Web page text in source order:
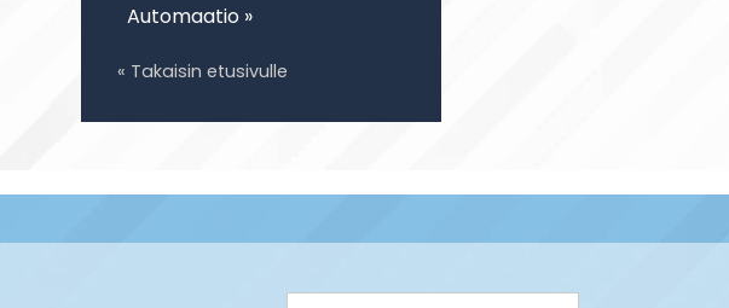
Automaatio »
« Takaisin etusivulle